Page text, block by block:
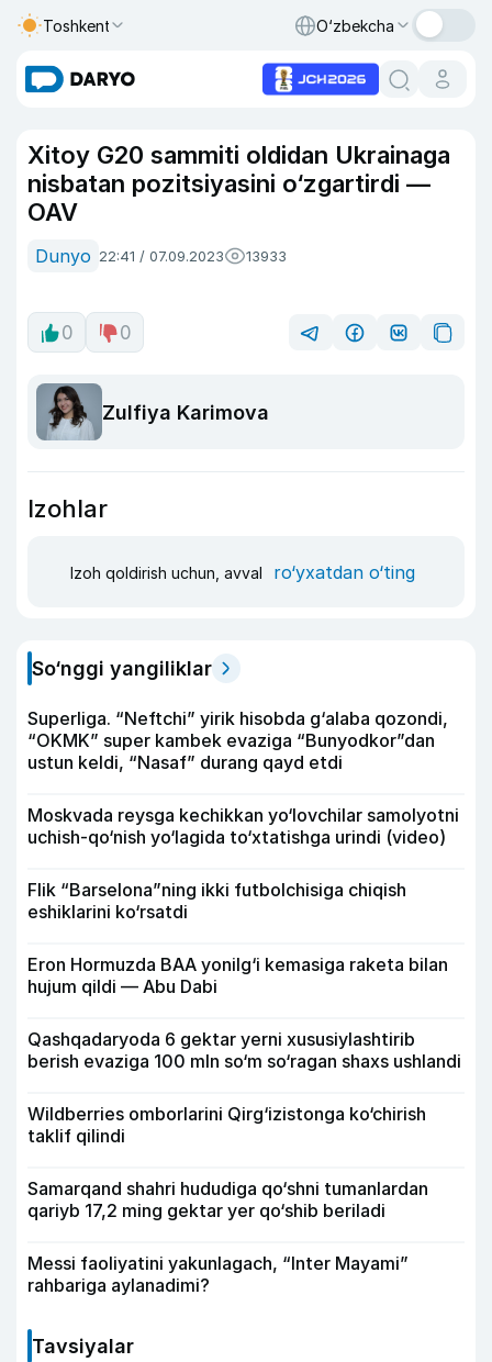
Toshkent O‘zbekcha
Xitoy G20 sammiti oldidan Ukrainaga
nisbatan pozitsiyasini o‘zgartirdi —
OAV
Dunyo 22:41 / 07.09.2023 13933
0 0
Zulfiya Karimova
Izohlar
Izoh qoldirish uchun, avval ro‘yxatdan o‘ting
So‘nggi yangiliklar
Superliga. “Neftchi” yirik hisobda g‘alaba qozondi,
“OKMK” super kambek evaziga “Bunyodkor”dan
ustun keldi, “Nasaf” durang qayd etdi
Moskvada reysga kechikkan yo‘lovchilar samolyotni
uchish-qo‘nish yo‘lagida to‘xtatishga urindi (video)
Flik “Barselona”ning ikki futbolchisiga chiqish
eshiklarini ko‘rsatdi
Eron Hormuzda BAA yonilg‘i kemasiga raketa bilan
hujum qildi — Abu Dabi
Qashqadaryoda 6 gektar yerni xususiylashtirib
berish evaziga 100 mln so‘m so‘ragan shaxs ushlandi
Wildberries omborlarini Qirg‘izistonga ko‘chirish
taklif qilindi
Samarqand shahri hududiga qo‘shni tumanlardan
qariyb 17,2 ming gektar yer qo‘shib beriladi
Messi faoliyatini yakunlagach, “Inter Mayami”
rahbariga aylanadimi?
Tavsiyalar